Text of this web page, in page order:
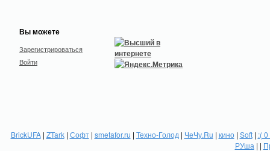
Вы можете
Зарегистрироваться
Войти
BrickUFA| ZTark| Софт| smetafor.ru | Техно-Голод | ЧеЧу.Ru | кино| Soft| :(
РУша | |